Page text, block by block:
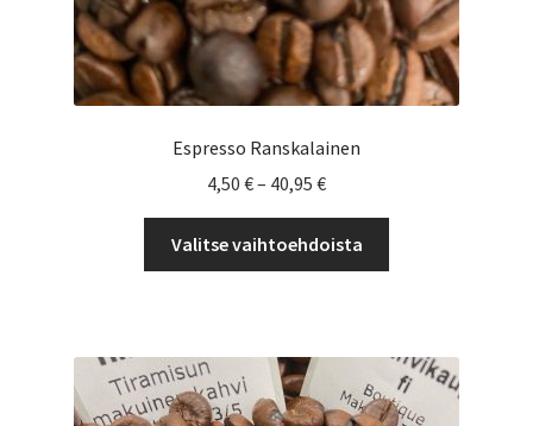
Espresso Ranskalainen
4,50 €– 40,95 €Hintaluokka:
4,50 €
-
40,95 €
Valitse vaihtoehdoista
Voit
tehdä